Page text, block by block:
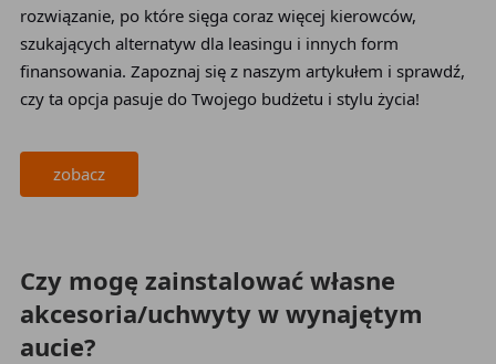
rozwiązanie, po które sięga coraz więcej kierowców,
szukających alternatyw dla leasingu i innych form
finansowania. Zapoznaj się z naszym artykułem i sprawdź,
czy ta opcja pasuje do Twojego budżetu i stylu życia!
zobacz
2026-03-25
Czy mogę zainstalować własne
akcesoria/uchwyty w wynajętym
aucie?